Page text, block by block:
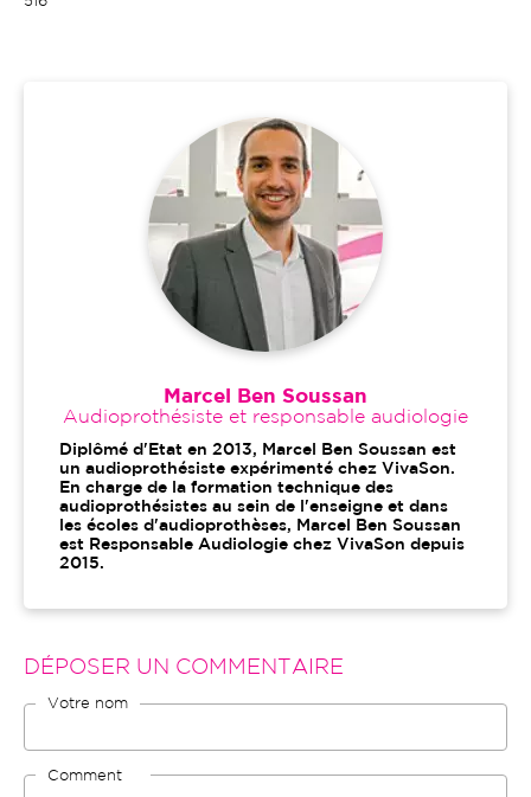
Marcel Ben Soussan
Audioprothésiste et responsable audiologie
Diplômé d'Etat en 2013, Marcel Ben Soussan est
un audioprothésiste expérimenté chez VivaSon.
En charge de la formation technique des
audioprothésistes au sein de l'enseigne et dans
les écoles d'audioprothèses, Marcel Ben Soussan
est Responsable Audiologie chez VivaSon depuis
2015.
DÉPOSER UN COMMENTAIRE
Votre nom
Comment